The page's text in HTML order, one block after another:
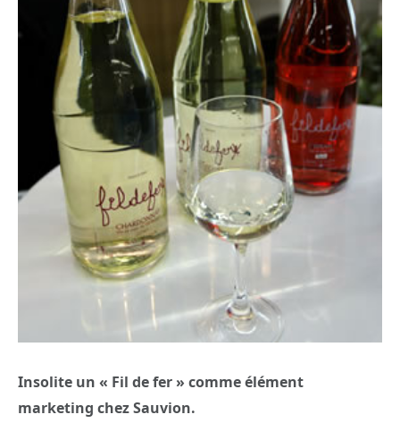
Insolite un « Fil de fer » comme élément
marketing chez Sauvion.